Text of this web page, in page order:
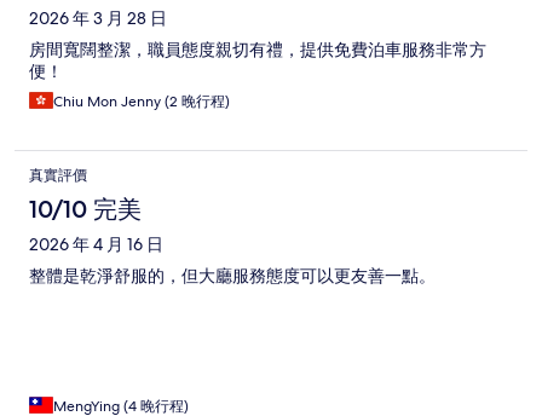
2026 年 3 月 28 日
房間寬闊整潔，職員態度親切有禮，提供免費泊車服務非常方
便！
Chiu Mon Jenny (2 晚行程)
真實評價
10/10 完美
2026 年 4 月 16 日
整體是乾淨舒服的，但大廳服務態度可以更友善一點。
MengYing (4 晚行程)